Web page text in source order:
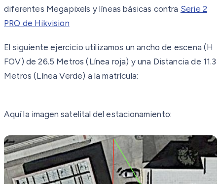
diferentes Megapixels y líneas básicas contra Serie 2
PRO de Hikvision
El siguiente ejercicio utilizamos un ancho de escena (H
FOV) de 26.5 Metros (Línea roja) y una Distancia de 11.3
Metros (Línea Verde) a la matrícula:
Aquí la imagen satelital del estacionamiento: